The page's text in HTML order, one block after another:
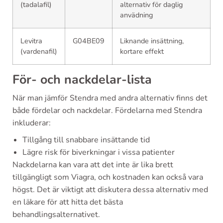
(tadalafil)
alternativ för daglig
anvädning
Levitra
(vardenafil)
G04BE09
Liknande insättning,
kortare effekt
För- och nackdelar-lista
När man jämför Stendra med andra alternativ finns det
både fördelar och nackdelar. Fördelarna med Stendra
inkluderar:
Tillgång till snabbare insättande tid
Lägre risk för biverkningar i vissa patienter
Nackdelarna kan vara att det inte är lika brett
tillgängligt som Viagra, och kostnaden kan också vara
högst. Det är viktigt att diskutera dessa alternativ med
en läkare för att hitta det bästa
behandlingsalternativet.